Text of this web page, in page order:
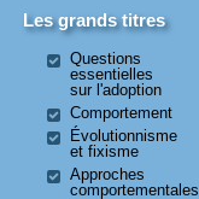
Les grands titres
Questions
essentielles
sur l'adoption
Comportement
Évolutionnisme
et fixisme
Approches
comportementales